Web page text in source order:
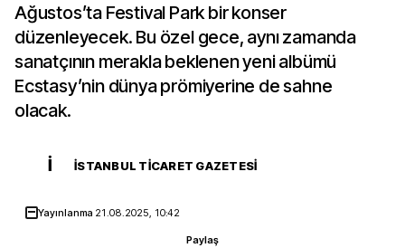
Ağustos’ta Festival Park bir konser
düzenleyecek. Bu özel gece, aynı zamanda
sanatçının merakla beklenen yeni albümü
Ecstasy’nin dünya prömiyerine de sahne
olacak.
İ İSTANBUL TICARET GAZETESI
Yayınlanma 21.08.2025, 10:42
Paylaş